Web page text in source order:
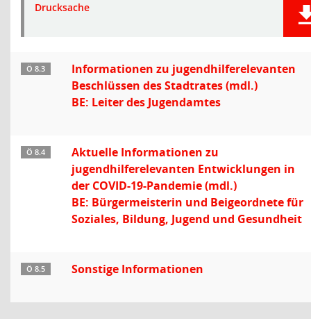
Drucksache
Ö 8.3
Informationen zu jugendhilferelevanten
Beschlüssen des Stadtrates (mdl.)
BE: Leiter des Jugendamtes
Ö 8.4
Aktuelle Informationen zu
jugendhilferelevanten Entwicklungen in
der COVID-19-Pandemie (mdl.)
BE: Bürgermeisterin und Beigeordnete für
Soziales, Bildung, Jugend und Gesundheit
Ö 8.5 Sonstige Informationen